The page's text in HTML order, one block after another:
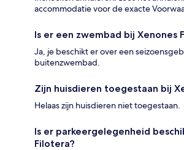
accommodatie voor de exacte
Is er een zwembad bij Xenones
Ja, je beschikt er over een
buitenzwembad.
Zijn huisdieren toegestaan bij
Helaas zijn huisdieren niet toegestaan.
Is er parkeergelegenheid
Filotera?